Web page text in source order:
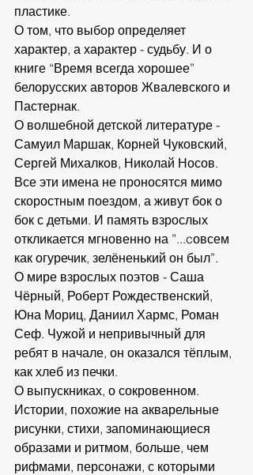
пластике.
О том, что выбор определяет
характер, а характер - судьбу. И о
книге “Время всегда хорошее”
белорусских авторов Жвалевского и
Пастернак.
О волшебной детской литературе -
Самуил Маршак, Корней Чуковский,
Сергей Михалков, Николай Носов.
Все эти имена не проносятся мимо
скоростным поездом, а живут бок о
бок с детьми. И память взрослых
откликается мгновенно на ”...cовсем
как огуречик, зелёненький он был”.
О мире взрослых поэтов - Саша
Чёрный, Роберт Рождественский,
Юна Мориц, Даниил Хармс, Роман
Сеф. Чужой и непривычный для
ребят в начале, он оказался тёплым,
как хлеб из печки.
О выпускниках, о сокровенном.
Истории, похожие на акварельные
рисунки, стихи, запоминающиеся
образами и ритмом, больше, чем
рифмами, персонажи, с которыми